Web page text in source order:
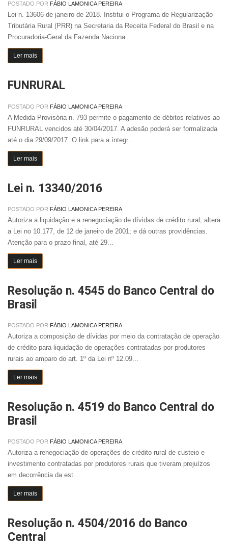
POSTADO POR FÁBIO LAMONICA PEREIRA
Lei n. 13606 de janeiro de 2018. Institui o Programa de Regularização
Tributária Rural (PRR) na Secretaria da Receita Federal do Brasil e na
Procuradoria-Geral da Fazenda Naciona...
Ler mais
FUNRURAL
POSTADO POR FÁBIO LAMONICA PEREIRA
A Medida Provisória n. 793 permite o pagamento de débitos relativos ao
FUNRURAL vencidos até 30/04/2017. A adesão poderá ser formalizada
até o dia 29/09/2017. O link para a íntegr...
Ler mais
Lei n. 13340/2016
POSTADO POR FÁBIO LAMONICA PEREIRA
Autoriza a liquidação e a renegociação de dívidas de crédito rural; altera
a Lei no 10.177, de 12 de janeiro de 2001; e dá outras providências.
Atenção para o prazo final, até 29...
Ler mais
Resolução n. 4545 do Banco Central do
Brasil
POSTADO POR FÁBIO LAMONICA PEREIRA
Autoriza a composição de dívidas por meio da contratação de operação
de crédito para liquidação de operações contratadas por produtores
rurais ao amparo do art. 1º da Lei nº 12.09...
Ler mais
Resolução n. 4519 do Banco Central do
Brasil
POSTADO POR FÁBIO LAMONICA PEREIRA
Autoriza a renegociação de operações de crédito rural de custeio e
investimento contratadas por produtores rurais que tiveram prejuízos
em decorrência da est...
Ler mais
Resolução n. 4504/2016 do Banco
Central